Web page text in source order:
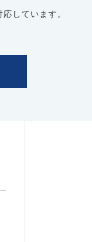
しています。